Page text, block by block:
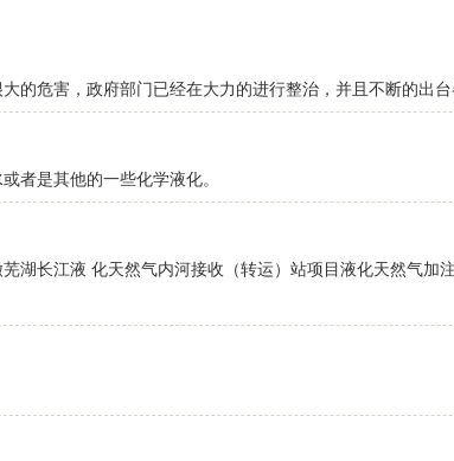
危害，政府部门已经在大力的进行整治，并且不断的出台
者是其他的一些化学液化。
湖长江液 化天然气内河接收（转运）站项目液化天然气加